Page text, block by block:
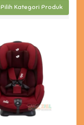
Pilih Kategori Produk